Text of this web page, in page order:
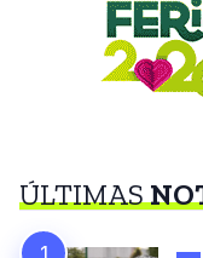
ÚLTIMAS